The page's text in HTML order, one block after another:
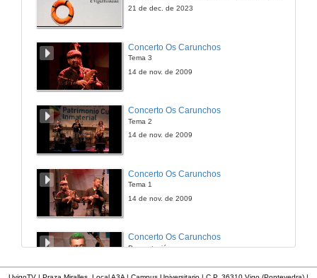
21 de dec. de 2023
Concerto Os Carunchos
Tema 3
14 de nov. de 2009
Concerto Os Carunchos
Tema 2
14 de nov. de 2009
Concerto Os Carunchos
Tema 1
14 de nov. de 2009
Concerto Os Carunchos
Presentación